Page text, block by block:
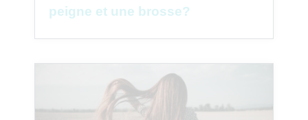
peigne et une brosse?